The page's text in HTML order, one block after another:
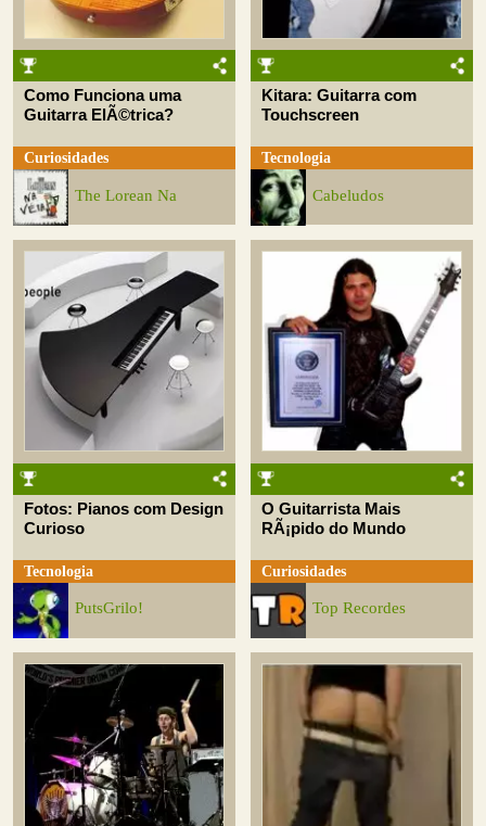
Como Funciona uma
Guitarra ElÃ©trica?
Curiosidades
The Lorean Na
Kitara: Guitarra com
Touchscreen
Tecnologia
Cabeludos
Fotos: Pianos com Design
Curioso
Tecnologia
PutsGrilo!
O Guitarrista Mais
RÃ¡pido do Mundo
Curiosidades
Top Recordes